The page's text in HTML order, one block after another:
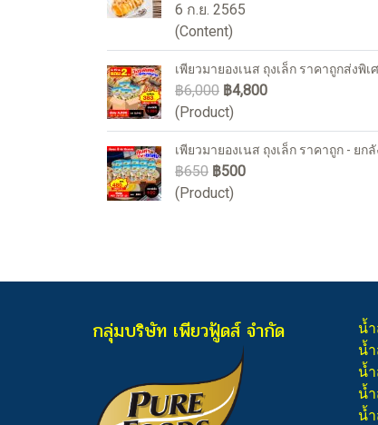
6 ก.ย. 2565
(Content)
เพียวมายองเนส ถุงเล็ก ราคาถูกส่งพิ
฿6,000 ฿4,800
(Product)
เพียวมายองเนส ถุงเล็ก ราคาถูก - ยก
฿650 ฿500
(Product)
กลุ่มบริษัท เพียวฟู้ดส์ จำกัด
น้
น้
น้
น้
น้